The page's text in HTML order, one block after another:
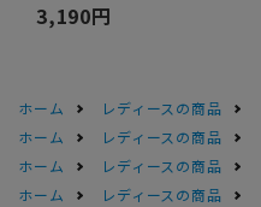
3,190円
ホーム レディースの商品
ホーム
レディースの商品
ホーム
レディースの商品
ホーム
レディースの商品